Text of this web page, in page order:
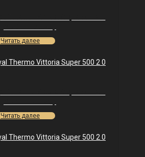
Читать далее
Читать далее